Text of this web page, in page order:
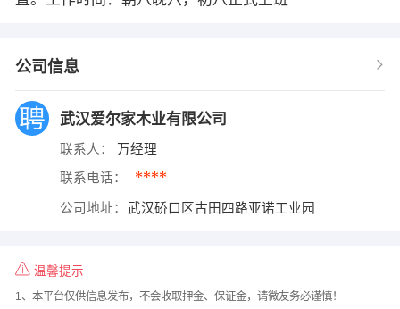
公司信息
武汉爱尔家木业有限公司
联系人： 万经理
联系电话： ****
公司地址： 武汉硚口区古田四路亚诺工业园
温馨提示
1、本平台仅供信息发布，不会收取押金、保证金，请微友务必谨慎！